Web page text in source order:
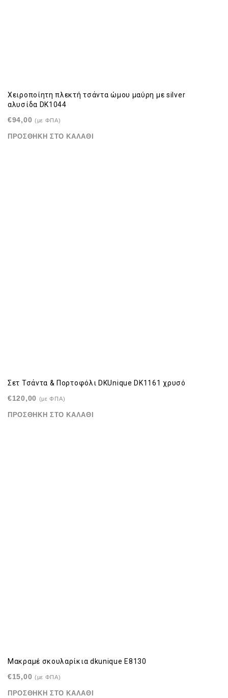
Χειροποίητη πλεκτή τσάντα ώμου μαύρη με silver
αλυσίδα DK1044
€94,00 (με ΦΠΑ)
ΠΡΟΣΘΉΚΗ ΣΤΟ ΚΑΛΆΘΙ
Σετ Τσάντα & Πορτοφόλι DKUnique DK1161 χρυσό
€120,00 (με ΦΠΑ)
ΠΡΟΣΘΉΚΗ ΣΤΟ ΚΑΛΆΘΙ
Μακραμέ σκουλαρίκια dkunique E8130
€15,00 (με ΦΠΑ)
ΠΡΟΣΘΉΚΗ ΣΤΟ ΚΑΛΆΘΙ